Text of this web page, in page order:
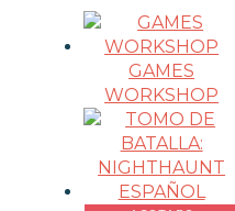
GAMES
WORKSHOP